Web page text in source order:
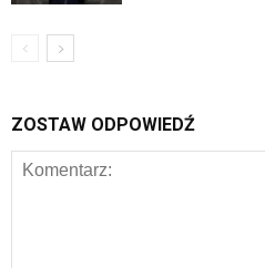
ZOSTAW ODPOWIEDŹ